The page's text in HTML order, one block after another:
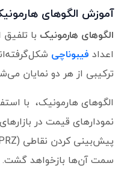
آموزش الگوهای
الگوهای هارمونیک با
اعداد فیبوناچی
ترکیبی از هر دو نمایان
الگوهای هارمونیک، با
نمودارهای قیمت در
سمت آن‌ها بازخواهد گشت.